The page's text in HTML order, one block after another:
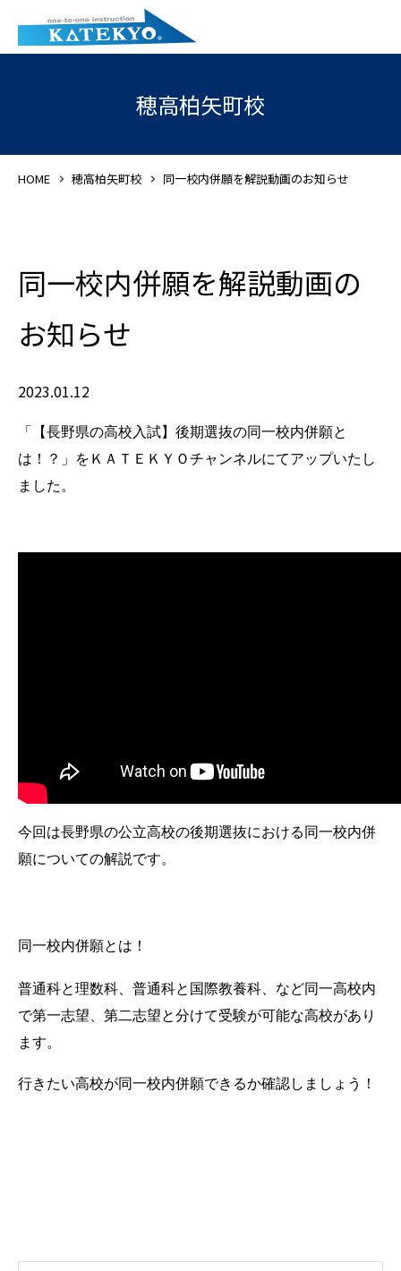
穂高柏矢町校
HOME 穂高柏矢町校 同一校内併願を解説動画のお知らせ
同一校内併願を解説動画の
お知らせ
2023.01.12
「【長野県の高校入試】後期選抜の同一校内併願と
は！？」をＫＡＴＥＫＹＯチャンネルにてアップいたし
ました。
今回は長野県の公立高校の後期選抜における同一校内併
願についての解説です。
同一校内併願とは！
普通科と理数科、普通科と国際教養科、など同一高校内
で第一志望、第二志望と分けて受験が可能な高校があり
ます。
行きたい高校が同一校内併願できるか確認しましょう！